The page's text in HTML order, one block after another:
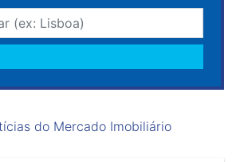
do Mercado Imobiliário